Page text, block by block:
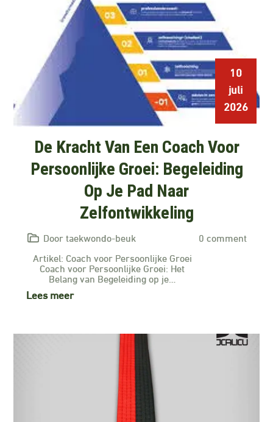
10
juli
2026
De Kracht Van Een Coach Voor
Persoonlijke Groei: Begeleiding
Op Je Pad Naar
Zelfontwikkeling
Door taekwondo-beuk
0 comment
Artikel: Coach voor Persoonlijke Groei
Coach voor Persoonlijke Groei: Het
Belang van Begeleiding op je…
Lees meer